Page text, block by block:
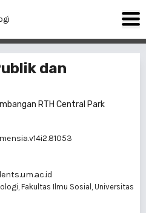
dan
RTH Central Park
Fakultas Ilmu Sosial, Universitas